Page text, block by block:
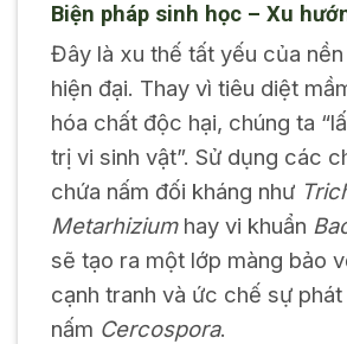
Biện pháp sinh học – Xu
Đây là xu thế tất yếu của
hiện đại. Thay vì tiêu diệt
hóa chất độc hại, chúng ta
trị vi sinh vật”. Sử dụng các
chứa nấm đối kháng như
Metarhiziumhay vi khuẩn
sẽ tạo ra một lớp màng bảo
cạnh tranh và ức chế sự
nấm Cercospora.